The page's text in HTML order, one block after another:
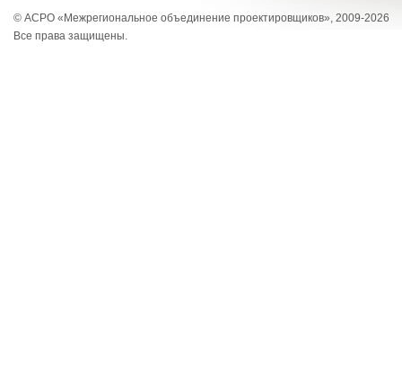
© АСРО «Межрегиональное объединение проектировщиков», 2009-2026
Все права защищены.